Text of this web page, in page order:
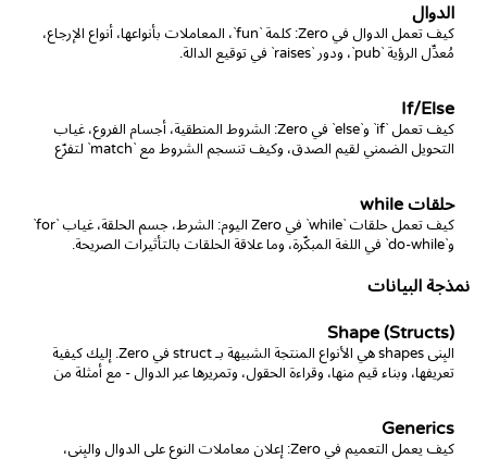
الدوال
كيف تعمل الدوال في Zero: كلمة `fun`، المعاملات بأنواعها، أنواع الإرجاع،
مُعدِّل الرؤية `pub`، ودور `raises` في توقيع الدالة.
If/Else
كيف تعمل `if` و`else` في Zero: الشروط المنطقية، أجسام الفروع، غياب
التحويل الضمني لقيم الصدق، وكيف تنسجم الشروط مع `match` لتفرّع
حلقات while
كيف تعمل حلقات `while` في Zero اليوم: الشرط، جسم الحلقة، غياب `for`
و`do-while` في اللغة المبكّرة، وما علاقة الحلقات بالتأثيرات الصريحة.
نمذجة البيانات
Shape (Structs)
البِنى shapes هي الأنواع المنتجة الشبيهة بـ struct في Zero. إليك كيفية
تعريفها، وبناء قيم منها، وقراءة الحقول، وتمريرها عبر الدوال - مع أمثلة من
Generics
كيف يعمل التعميم في Zero: إعلان معاملات النوع على الدوال والبِنى،